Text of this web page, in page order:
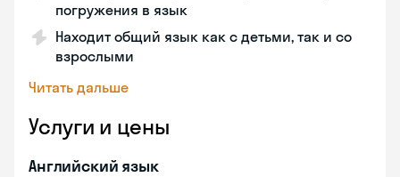
погружения в язык
Находит общий язык как с детьми, так и со
взрослыми
Читать дальше
Услуги и цены
Английский язык